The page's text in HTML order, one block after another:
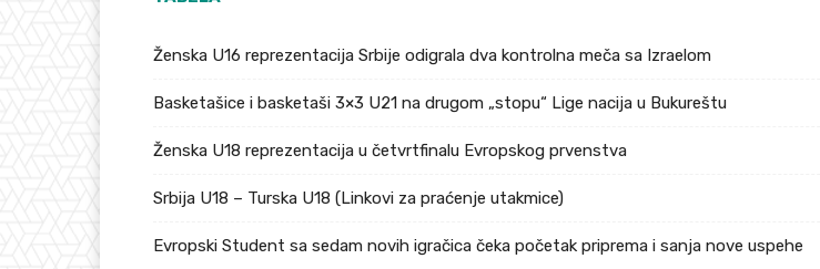
Ženska U16 reprezentacija Srbije odigrala dva kontrolna meča sa Izraelom
Basketašice i basketaši 3×3 U21 na drugom „stopu“ Lige nacija u Bukureštu
Ženska U18 reprezentacija u četvrtfinalu Evropskog prvenstva
Srbija U18 – Turska U18 (Linkovi za praćenje utakmice)
Evropski Student sa sedam novih igračica čeka početak priprema i sanja nove uspehe